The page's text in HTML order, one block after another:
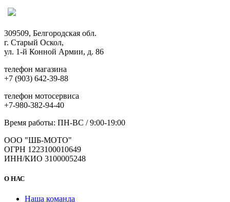
на
товара.
309509, Белгородская обл.
г. Старый Оскол,
ул. 1-й Конной Армии, д. 86
телефон магазина
+7 (903) 642-39-88
телефон мотосервиса
+7-980-382-94-40
Время работы: ПН-ВС / 9:00-19:00
ООО "ШБ-МОТО"
ОГРН 1223100010649
ИНН/КИО 3100005248
О НАС
Наша команда